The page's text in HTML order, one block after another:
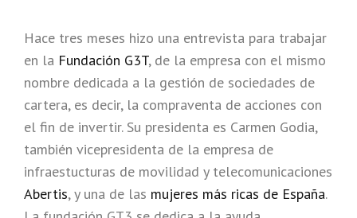
Hace tres meses hizo una entrevista para trabajar
en la Fundación G3T, de la empresa con el mismo
nombre dedicada a la gestión de sociedades de
cartera, es decir, la compraventa de acciones con
el fin de invertir. Su presidenta es Carmen Godia,
también vicepresidenta de la empresa de
infraestucturas de movilidad y telecomunicaciones
Abertis, y una de las mujeres más ricas de España.